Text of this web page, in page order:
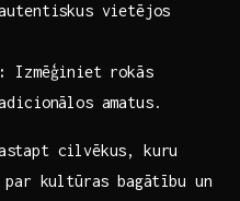
vietējos
Izmēģiniet‌ rokās
amatus.
cilvēkus, kuru
kultūras bagātību‍ un